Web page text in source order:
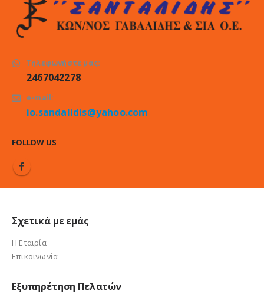
Τηλεφωνήστε μας:
2467042278
e-mail:
io.sandalidis@yahoo.com
FOLLOW US
Σχετικά με εμάς
Η Εταιρία
Επικοινωνία
Εξυπηρέτηση Πελατών